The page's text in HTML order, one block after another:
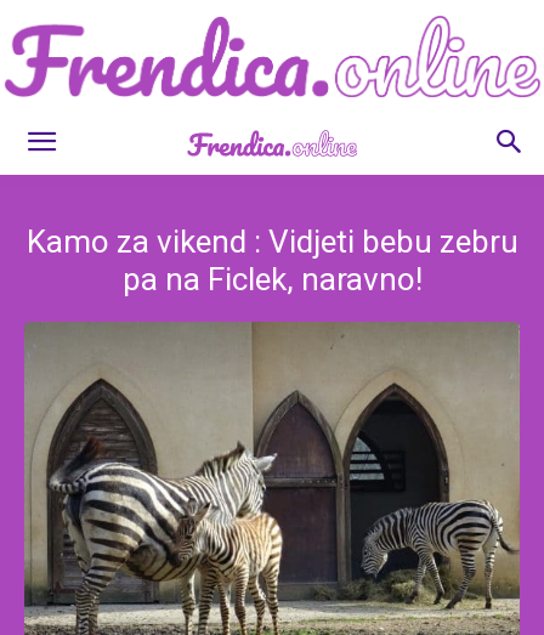
Frendica.online
Kamo za vikend : Vidjeti bebu zebru
pa na Ficlek, naravno!